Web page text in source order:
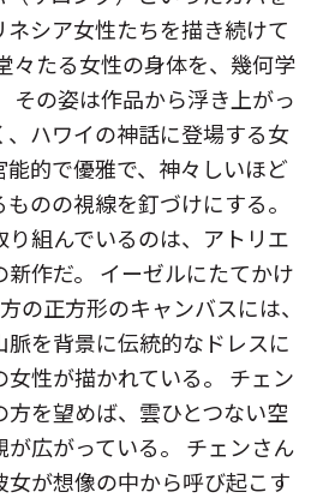
ネシア女性たちを描き続けて
々たる女性の身体を、幾何学
その姿は作品から浮き上がっ
ハワイの神話に登場する女
的で優雅で、神々しいほど
のの視線を釘づけにする。
組んでいるのは、アトリエ
作だ。 イーゼルにたてかけ
の正方形のキャンバスには、
を背景に伝統的なドレスに
性が描かれている。 チェン
方を望めば、雲ひとつない空
広がっている。 チェンさん
が想像の中から呼び起こす